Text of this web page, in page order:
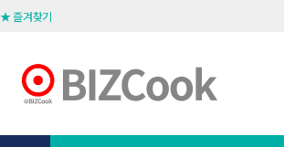
★ 즐겨찾기